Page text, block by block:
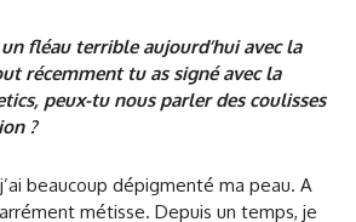
fléau terrible aujourd’hui avec la
récemment tu as signé avec la
peux-tu nous parler des coulisses
?
beaucoup dépigmenté ma peau. A
métisse. Depuis un temps, je